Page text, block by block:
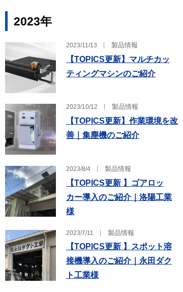
2023年
2023/11/13 製品情報
【TOPICS更新】マルチカッ
ティングマシンのご紹介
2023/10/12 製品情報
【TOPICS更新】作業環境を改
善｜集塵機のご紹介
2023/8/4 製品情報
【TOPICS更新 】ゴアロッ
カー導入のご紹介｜洛陽工業
様
2023/7/11 製品情報
【TOPICS更新 】スポット溶
接機導入のご紹介｜永田ダク
ト工業様